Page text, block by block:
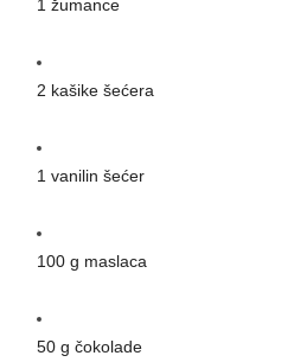
1 žumance
2 kašike šećera
1 vanilin šećer
100 g maslaca
50 g čokolade